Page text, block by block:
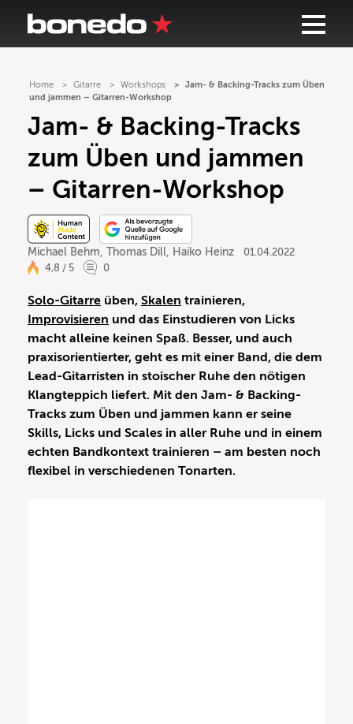
Home Gitarre Workshops
Jam- & Backing-Tracks zum Üben
und jammen – Gitarren-Workshop
Jam- & Backing-Tracks
zum Üben und jammen
– Gitarren-Workshop
Michael Behm, Thomas Dill, Haiko Heinz
01.04.2022
4,8 / 5
0
Solo-Gitarre üben, Skalen trainieren,
Improvisieren und das Einstudieren von Licks
macht alleine keinen Spaß. Besser, und auch
praxisorientierter, geht es mit einer Band, die dem
Lead-Gitarristen in stoischer Ruhe den nötigen
Klangteppich liefert. Mit den Jam- & Backing-
Tracks zum Üben und jammen kann er seine
Skills, Licks und Scales in aller Ruhe und in einem
echten Bandkontext trainieren – am besten noch
flexibel in verschiedenen Tonarten.